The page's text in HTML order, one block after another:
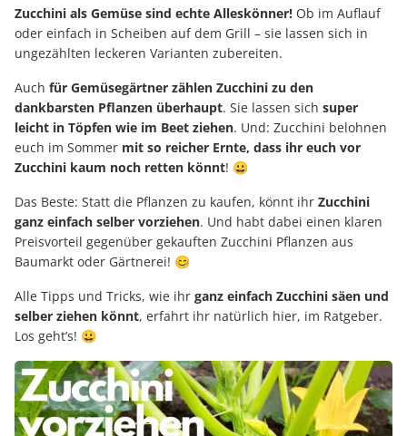
Zucchini als Gemüse sind echte Alleskönner! Ob im Auflauf
oder einfach in Scheiben auf dem Grill – sie lassen sich in
ungezählten leckeren Varianten zubereiten.
Auch für Gemüsegärtner zählen Zucchini zu den
dankbarsten Pflanzen überhaupt. Sie lassen sich super
leicht in Töpfen wie im Beet ziehen. Und: Zucchini belohnen
euch im Sommer mit so reicher Ernte, dass ihr euch vor
Zucchini kaum noch retten könnt! 😀
Das Beste: Statt die Pflanzen zu kaufen, könnt ihr Zucchini
ganz einfach selber vorziehen. Und habt dabei einen klaren
Preisvorteil gegenüber gekauften Zucchini Pflanzen aus
Baumarkt oder Gärtnerei! 😊
Alle Tipps und Tricks, wie ihr ganz einfach Zucchini säen und
selber ziehen könnt, erfahrt ihr natürlich hier, im Ratgeber.
Los geht’s! 😀